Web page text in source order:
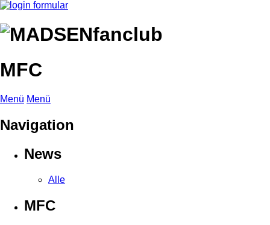
MFC
Menü Menü
Navigation
News
Alle
MFC